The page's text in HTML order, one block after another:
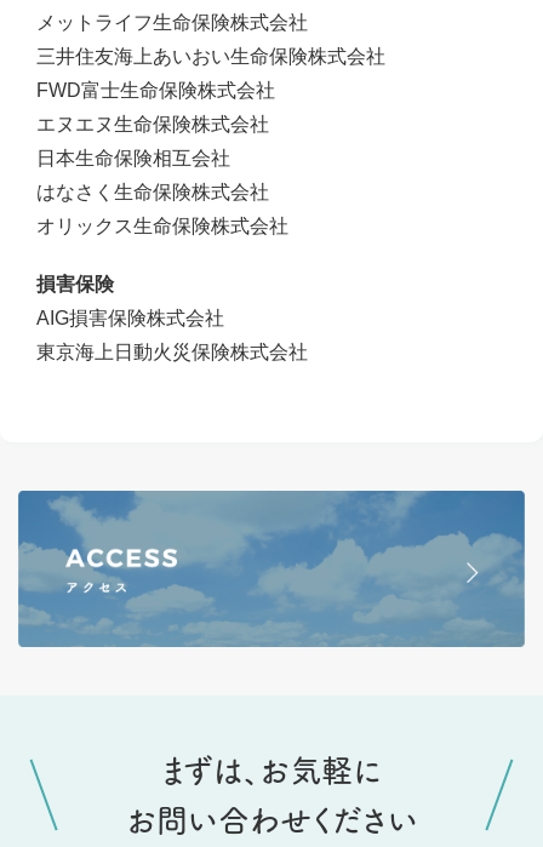
メットライフ生命保険株式会社
三井住友海上あいおい生命保険株式会社
FWD富士生命保険株式会社
エヌエヌ生命保険株式会社
日本生命保険相互会社
はなさく生命保険株式会社
オリックス生命保険株式会社
損害保険
AIG損害保険株式会社
東京海上日動火災保険株式会社
まずは、お気軽に
お問い合わせください